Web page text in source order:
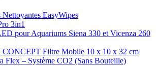
EasyWipes
3in1
pour Aquariums Siena 330 et Vicenza 260
Filtre Mobile 10 x 10 x 32 cm
Flex – Système CO2 (Sans Bouteille)